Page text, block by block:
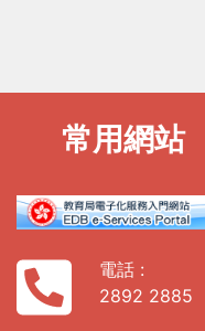
常用網站
電話 :
2892 2885